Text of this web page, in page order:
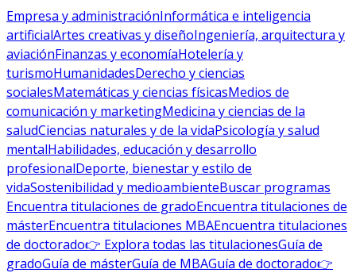
Empresa y administraciónInformática e inteligencia
artificialArtes creativas y diseñoIngeniería, arquitectura y
aviaciónFinanzas y economíaHotelería y
turismoHumanidadesDerecho y ciencias
socialesMatemáticas y ciencias físicasMedios de
comunicación y marketingMedicina y ciencias de la
saludCiencias naturales y de la vidaPsicología y salud
mentalHabilidades, educación y desarrollo
profesionalDeporte, bienestar y estilo de
vidaSostenibilidad y medioambienteBuscar programas
Encuentra titulaciones de gradoEncuentra titulaciones de
másterEncuentra titulaciones MBAEncuentra titulaciones
de doctorado👉 Explora todas las titulacionesGuía de
gradoGuía de másterGuía de MBAGuía de doctorado👉